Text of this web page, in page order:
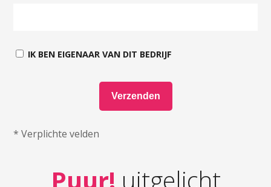
IK BEN EIGENAAR VAN DIT BEDRIJF
* Verplichte velden
Puur! uitgelicht